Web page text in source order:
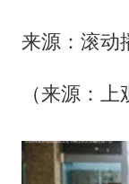
来源：滚动
（来源：上